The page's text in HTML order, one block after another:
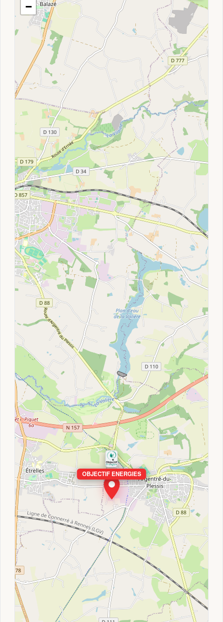
OBJECTIF ENERGIES
−